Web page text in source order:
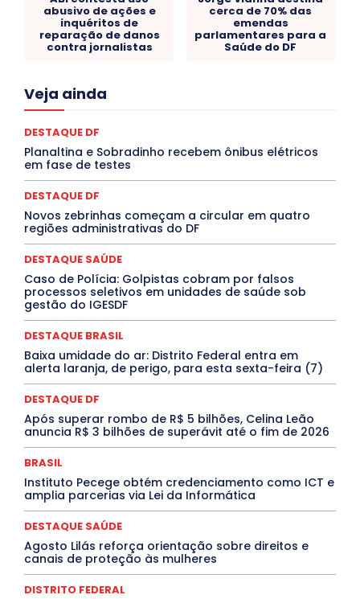
abusivo de ações e
inquéritos de
reparação de danos
contra jornalistas
cerca de 70% das
emendas
parlamentares para a
Saúde do DF
Veja ainda
Acre
Congressuanas & Esplanadumas
Covid-19
Crônica Política Crônicas
CULTURA
Cultura e Tal
DANÇA Dengue
Denuncia
DESTAQUE BRASIL
DESTAQUES OUTROS
ELEIÇÕES
EMPREGO E OPORTUNIDADES
ENTORNO
Especial
Espírito Santo
EVENTOS
EXPOSIÇÃO Featured
Febre Amarela
INTELIGÊNCIA ARTIFICIAL
INTERNACIONAL
Jogos Online
JUDICIÁRIO LITERATURA
Maranhão
Marburg
MEIO AMBIENTE
Minas Gerais MOBILIDADE
MPOX
MÚSICA
O Plantonista
PROCESSO SELETIVO
PUBLIEDITORIAL
QUALIFICAÇÃO PROFISSIONAL
RESIDÊNCIA
Santa Catarina
Saúde Agora
SEGURANÇA
Soltando o Verbo
TÁ FROID?
TEATRO TECNOLOGIA
TIC TAC
Tocantins
Utilidade Pública ZikaVirus
Mais
DESTAQUE DF
Planaltina e Sobradinho recebem ônibus elétricos
em fase de testes
DESTAQUE DF
Novos zebrinhas começam a circular em quatro
regiões administrativas do DF
DESTAQUE SAÚDE
Caso de Polícia: Golpistas cobram por falsos
processos seletivos em unidades de saúde sob
gestão do IGESDF
DESTAQUE BRASIL
Baixa umidade do ar: Distrito Federal entra em
alerta laranja, de perigo, para esta sexta-feira (7)
DESTAQUE DF
Após superar rombo de R$ 5 bilhões, Celina Leão
anuncia R$ 3 bilhões de superávit até o fim de 2026
BRASIL
Instituto Pecege obtém credenciamento como ICT e
amplia parcerias via Lei da Informática
DESTAQUE SAÚDE
Agosto Lilás reforça orientação sobre direitos e
canais de proteção às mulheres
DISTRITO FEDERAL